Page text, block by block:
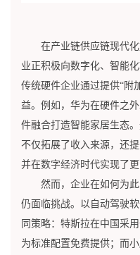
在产业链供应链现代
业正积极向数字化、智能
传统硬件企业通过提供“附
益。例如，华为在硬件之
件融合打造智能家居生态
不仅拓展了收入来源，还
并在数字经济时代实现了更
然而，企业在如何为
仍面临挑战。以自动驾驶
同策略：特斯拉在中国采
为标准配置免费提供；而